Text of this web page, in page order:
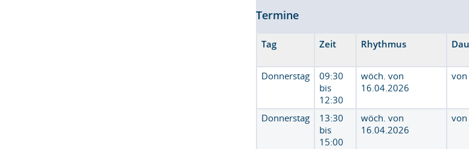
Termine
Tag Zeit Rhythmus
Donnerstag
09:30
bis
12:30
wöch. von
16.04.2026
Donnerstag
13:30
bis
15:00
wöch. von
16.04.2026